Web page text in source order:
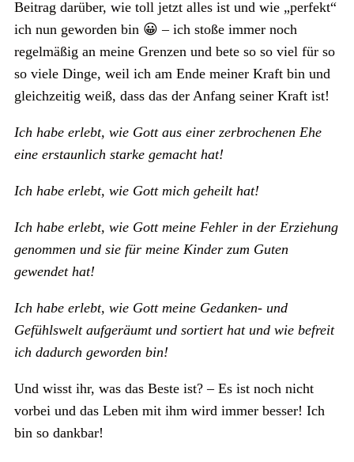
Beitrag darüber, wie toll jetzt alles ist und wie „perfekt“
ich nun geworden bin 😀 – ich stoße immer noch
regelmäßig an meine Grenzen und bete so so viel für so
so viele Dinge, weil ich am Ende meiner Kraft bin und
gleichzeitig weiß, dass das der Anfang seiner Kraft ist!
Ich habe erlebt, wie Gott aus einer zerbrochenen Ehe
eine erstaunlich starke gemacht hat!
Ich habe erlebt, wie Gott mich geheilt hat!
Ich habe erlebt, wie Gott meine Fehler in der Erziehung
genommen und sie für meine Kinder zum Guten
gewendet hat!
Ich habe erlebt, wie Gott meine Gedanken- und
Gefühlswelt aufgeräumt und sortiert hat und wie befreit
ich dadurch geworden bin!
Und wisst ihr, was das Beste ist? – Es ist noch nicht
vorbei und das Leben mit ihm wird immer besser! Ich
bin so dankbar!